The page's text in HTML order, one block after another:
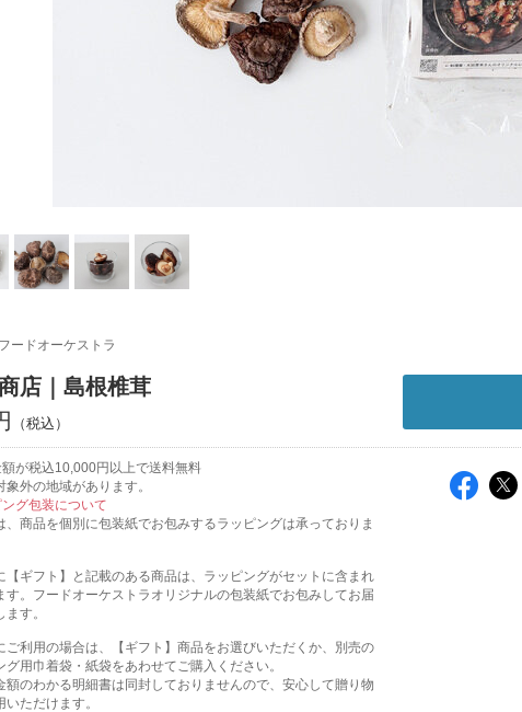
フードオーケストラ
店｜島根椎茸
が税込10,000円以上で送料無料
外の地域があります。
グ包装について
、商品を個別に包装紙でお包みするラッピングは承っておりま
【ギフト】と記載のある商品は、ラッピングがセットに含まれ
す。フードオーケストラオリジナルの包装紙でお包みしてお届
す。
ご利用の場合は、【ギフト】商品をお選びいただくか、別売の
グ用巾着袋・紙袋をあわせてご購入ください。
額のわかる明細書は同封しておりませんので、安心して贈り物
いただけます。